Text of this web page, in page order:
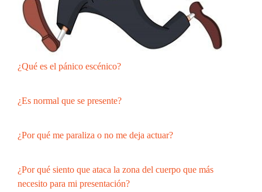
¿Qué es el pánico escénico?
¿Es normal que se presente?
¿Por qué me paraliza o no me deja actuar?
¿Por qué siento que ataca la zona del cuerpo que más
necesito para mi presentación?